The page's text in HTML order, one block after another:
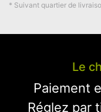
* Suivant quartier de
Le
Paiement
Réglez par